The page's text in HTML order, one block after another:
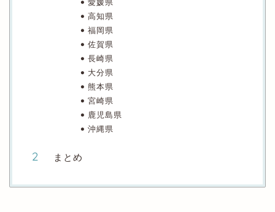
高知県
福岡県
佐賀県
長崎県
大分県
熊本県
宮崎県
鹿児島県
沖縄県
まとめ